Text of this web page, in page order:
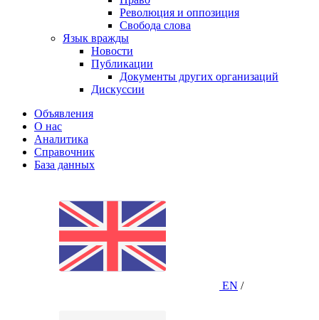
Революция и оппозиция
Свобода слова
Язык вражды
Новости
Публикации
Документы других организаций
Дискуссии
Объявления
О нас
Аналитика
Справочник
База данных
EN /